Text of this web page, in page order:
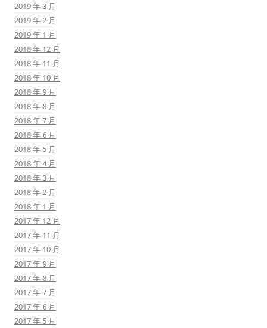
2019 年 3 月
2019 年 2 月
2019 年 1 月
2018 年 12 月
2018 年 11 月
2018 年 10 月
2018 年 9 月
2018 年 8 月
2018 年 7 月
2018 年 6 月
2018 年 5 月
2018 年 4 月
2018 年 3 月
2018 年 2 月
2018 年 1 月
2017 年 12 月
2017 年 11 月
2017 年 10 月
2017 年 9 月
2017 年 8 月
2017 年 7 月
2017 年 6 月
2017 年 5 月